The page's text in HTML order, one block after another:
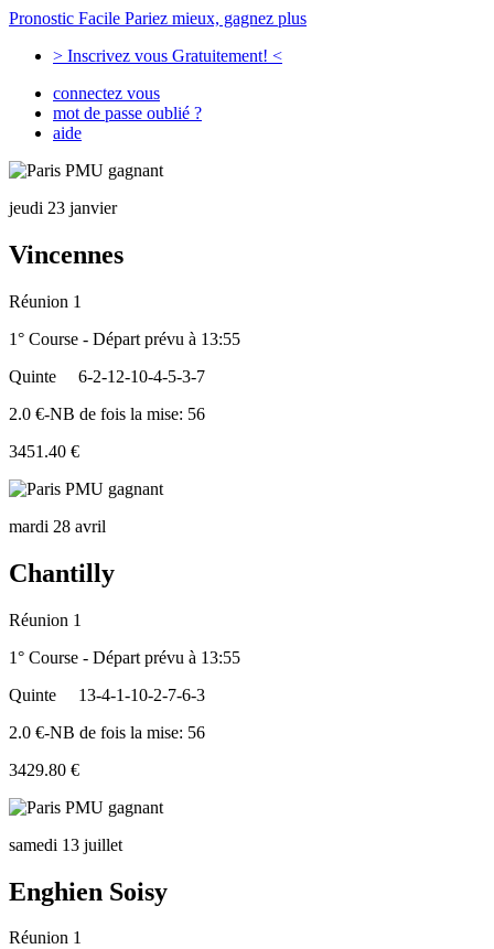
Pronostic Facile Pariez mieux, gagnez plus
> Inscrivez vous Gratuitement! <
connectez vous
mot de passe oublié ?
aide
jeudi 23 janvier
Vincennes
Réunion 1
1° Course - Départ prévu à 13:55
Quinte
6-2-12-10-4-5-3-7
2.0 €-NB de fois la mise: 56
3451.40 €
mardi 28 avril
Chantilly
Réunion 1
1° Course - Départ prévu à 13:55
Quinte
13-4-1-10-2-7-6-3
2.0 €-NB de fois la mise: 56
3429.80 €
samedi 13 juillet
Enghien Soisy
Réunion 1